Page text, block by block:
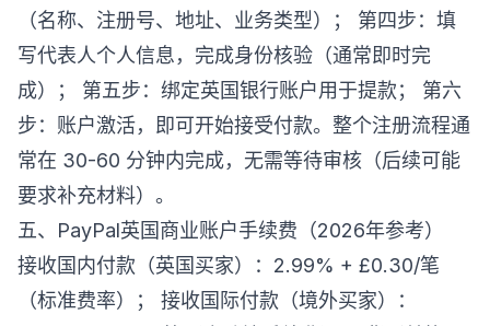
（名称、注册号、地址、业务类型）； 第四步：填
写代表人个人信息，完成身份核验（通常即时完
成）； 第五步：绑定英国银行账户用于提款； 第六
步：账户激活，即可开始接受付款。整个注册流程通
常在 30-60 分钟内完成，无需等待审核（后续可能
要求补充材料）。
五、PayPal英国商业账户手续费（2026年参考）
接收国内付款（英国买家）：2.99% + £0.30/笔
（标准费率）； 接收国际付款（境外买家）：